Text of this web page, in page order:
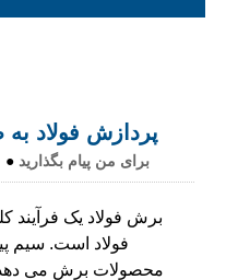
پردازش فولاد
● برای من پیام بگذارید
برش فولاد یک
فولاد است. سیم
محصولات برش می